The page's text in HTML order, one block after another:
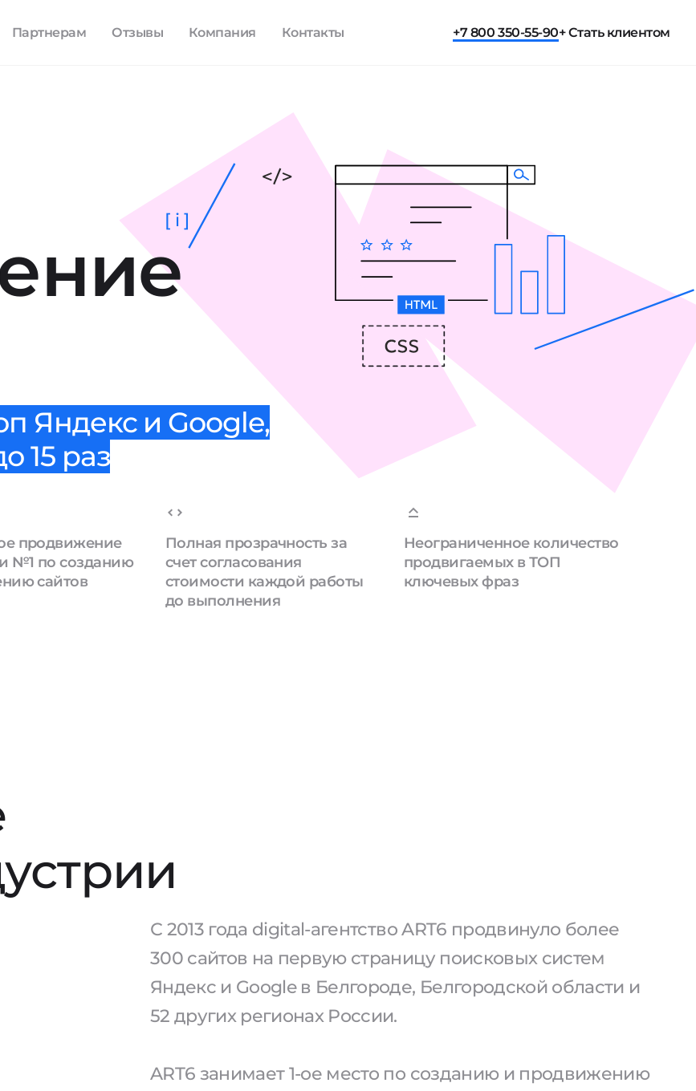
Партнерам Отзывы Компания Контакты +7 800 350-55-90+ Стать клиентом
[ i ]
Яндекс и Google,
15 раз
продвижение
№1 по созданию
сайтов
Полная прозрачность за
счет согласования
стоимости каждой работы
до выполнения
Неограниченное количество
продвигаемых в ТОП
ключевых фраз
С 2013 года digital-агентство ART6 продвинуло более
300 сайтов на первую страницу поисковых систем
Яндекс и Google в Белгороде, Белгородской области и
52 других регионах России.
ART6 занимает 1-ое место по созданию и продвижению